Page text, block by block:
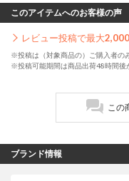
このアイテムへのお客様の声
レビュー投稿で最大2,000
※投稿は（対象商品の）ご購入者の
※投稿可能期間は商品出荷48時間後
この
ブランド情報